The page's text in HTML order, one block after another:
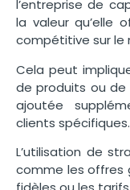
l’entreprise de
la valeur qu’elle
compétitive sur le
Cela peut
de produits ou de
ajoutée
clients spécifiques.
L’utilisation de
comme les offres